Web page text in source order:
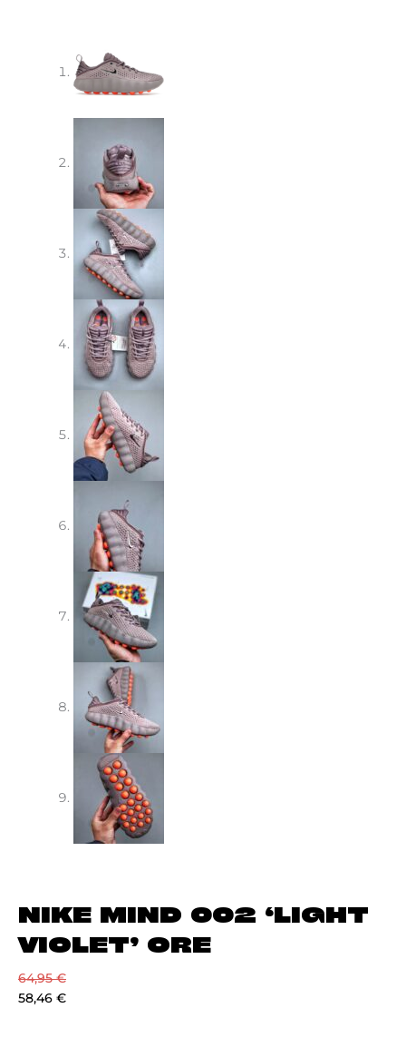
NIKE MIND 002 ‘LIGHT
VIOLET’ ORE
64,95€
58,46 €